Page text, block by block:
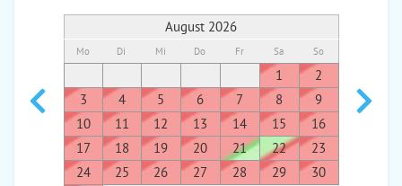
August 2026
Mo Di Mi Do Fr Sa So
1
2
3
4 5 6 7 8
9
10
11 12 13 14 15
16
17
18 19 20 21 22
23
24
25 26 27 28 29
30
7